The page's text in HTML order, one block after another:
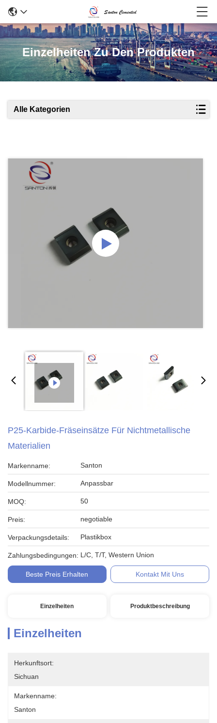
Einzelheiten Zu Den Produkten
Alle Kategorien
P25-Karbide-Fräseinsätze Für Nichtmetallische
Materialien
Markenname: Santon
Modellnummer: Anpassbar
MOQ: 50
Preis: negotiable
Verpackungsdetails: Plastikbox
Zahlungsbedingungen: L/C, T/T, Western Union
Beste Preis Erhalten Kontakt Mit Uns
Einzelheiten Produktbeschreibung
Einzelheiten
Herkunftsort:
Sichuan
Markenname:
Santon